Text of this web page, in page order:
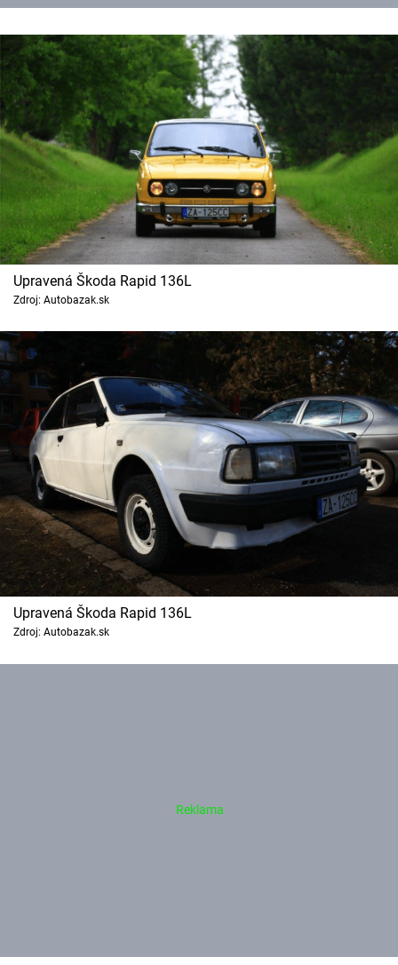
Upravená Škoda Rapid 136L
Zdroj: Autobazak.sk
Upravená Škoda Rapid 136L
Zdroj: Autobazak.sk